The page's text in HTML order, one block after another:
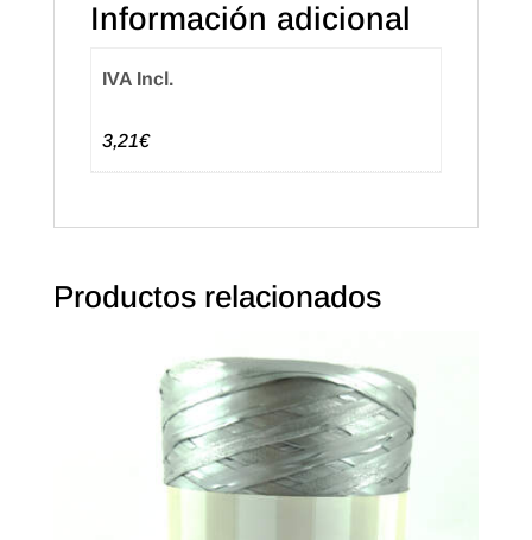
RosaInformación adicional
IVA Incl.
3,21€
Productos relacionados